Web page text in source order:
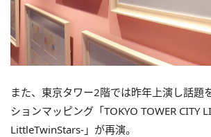
また、東京タワー2階では昨年上演し話題
ションマッピング「TOKYO TOWER CITY
LittleTwinStars-」が再演。